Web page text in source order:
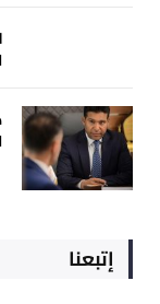
إتبعنا